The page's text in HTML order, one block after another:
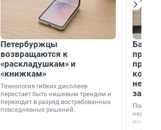
Петербуржцы
возвращаются к
«раскладушкам» и
«книжкам»
Технология гибких дисплеев
перестает быть нишевым трендом и
переходит в разряд востребованных
повседневных решений.
Банк
Покупка